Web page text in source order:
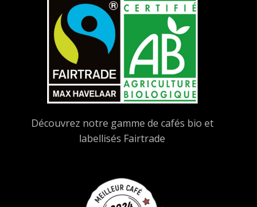
Découvrez notre gamme de cafés bio et
labellisés Fairtrade